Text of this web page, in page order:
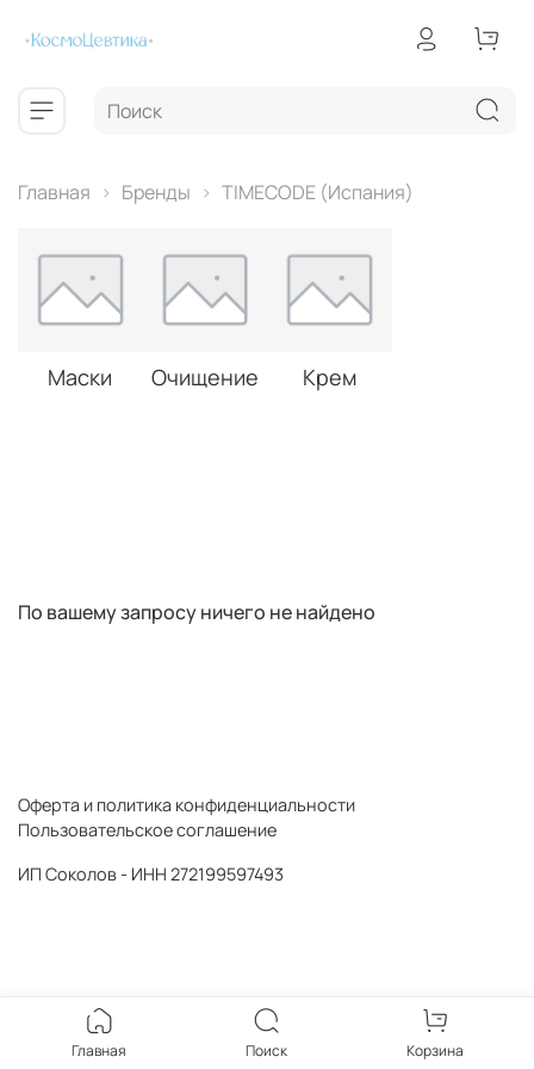
Главная Бренды TIMECODE (Испания)
Маски Очищение Крем
По вашему запросу ничего не найдено
Оферта и политика конфиденциальности
Пользовательское соглашение
ИП Соколов - ИНН 272199597493
Главная Поиск Корзина